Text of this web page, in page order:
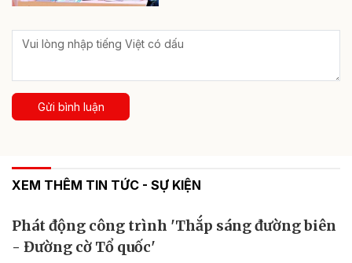
Gửi bình luận
XEM THÊM TIN TỨC - SỰ KIỆN
Phát động công trình 'Thắp sáng đường biên
- Đường cờ Tổ quốc'